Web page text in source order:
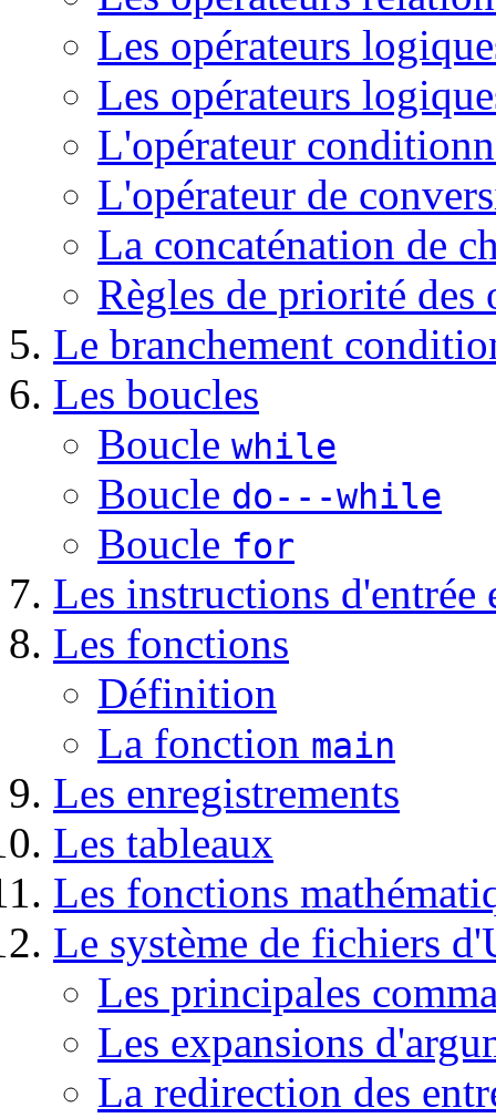
Les opérateurs
Les opérateurs
L'opérateur
L'opérateur de
La concaténation de
Règles de priorité des
Le branchement
Les boucles
Boucle while
Boucle do---while
Boucle for
Les instructions d'entrée
Les fonctions
Définition
La fonction main
Les enregistrements
Les tableaux
Les fonctions
Le système de fichiers
Les principales
Les expansions
La redirection des